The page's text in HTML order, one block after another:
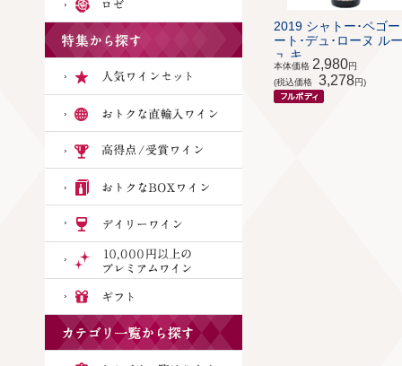
2019 シャトー･ペゴ
ート･デュ･ローヌ ル
ュ キ...
本体価格 2,980円
(税込価格
3,278円)